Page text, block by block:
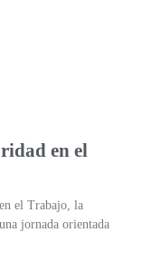
en el
el Trabajo, la
jornada orientada